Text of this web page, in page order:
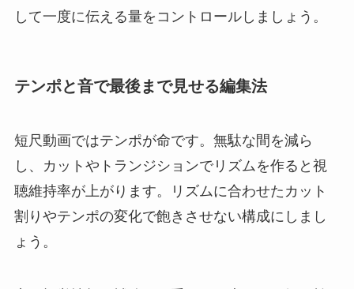
して一度に伝える量をコントロールしましょう。
テンポと音で最後まで見せる編集法
短尺動画ではテンポが命です。無駄な間を減ら
し、カットやトランジションでリズムを作ると視
聴維持率が上がります。リズムに合わせたカット
割りやテンポの変化で飽きさせない構成にしまし
ょう。